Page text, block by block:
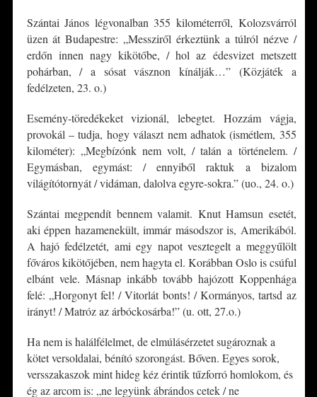
Szántai János légvonalban 355 kilométerről, Kolozsvárról
üzen át Budapestre: „Messziről érkeztünk a túlról nézve /
erdőn innen nagy kikötőbe, / hol az édesvizet metszett
pohárban, / a sósat vásznon kínálják…” (Közjáték a
fedélzeten, 23. o.)
Esemény-töredékeket vizionál, lebegtet. Hozzám vágja,
provokál – tudja, hogy választ nem adhatok (ismétlem, 355
kilométer): „Megbízónk nem volt, / talán a történelem. /
Egymásban, egymást: / ennyiből raktuk a bizalom
világítótornyát / vidáman, dalolva egyre-sokra.” (uo., 24. o.)
Szántai megpendít bennem valamit. Knut Hamsun esetét,
aki éppen hazamenekült, immár másodszor is, Amerikából.
A hajó fedélzetét, ami egy napot vesztegelt a meggyűlölt
főváros kikötőjében, nem hagyta el. Korábban Oslo is csúful
elbánt vele. Másnap inkább tovább hajózott Koppenhága
felé: „Horgonyt fel! / Vitorlát bonts! / Kormányos, tartsd az
irányt! / Matróz az árbóckosárba!” (u. ott, 27.o.)
Ha nem is halálfélelmet, de elmúlásérzetet sugároznak a
kötet versoldalai, bénító szorongást. Bőven. Egyes sorok,
versszakaszok mint hideg kéz érintik tűzforró homlokom, és
ég az arcom is: „ne legyünk ábrándos cetek / ne